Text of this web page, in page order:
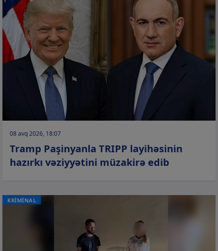
08 avq 2026, 18:07
Tramp Paşinyanla TRIPP layihəsinin
hazırkı vəziyyətini müzakirə edib
KRİMİNAL